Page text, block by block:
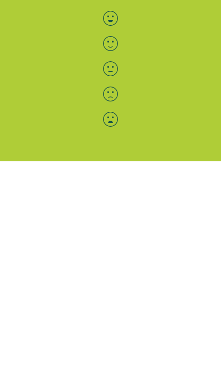
Bewertung auswählen